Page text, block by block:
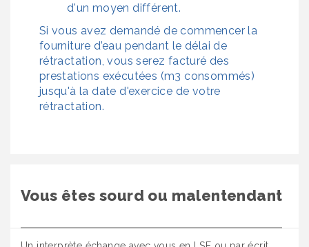
d'un moyen différent.
Si vous avez demandé de commencer la
fourniture d’eau pendant le délai de
rétractation, vous serez facturé des
prestations exécutées (m3 consommés)
jusqu'à la date d'exercice de votre
rétractation.
Vous êtes sourd ou malentendant